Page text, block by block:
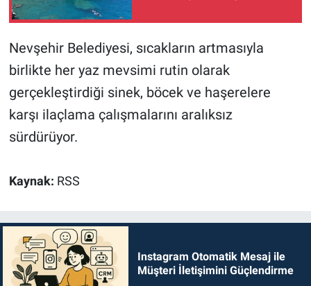
Nevşehir Belediyesi, sıcakların artmasıyla
birlikte her yaz mevsimi rutin olarak
gerçekleştirdiği sinek, böcek ve haşerelere
karşı ilaçlama çalışmalarını aralıksız
sürdürüyor.
Kaynak: RSS
Instagram Otomatik Mesaj ile
Müşteri İletişimini Güçlendirme